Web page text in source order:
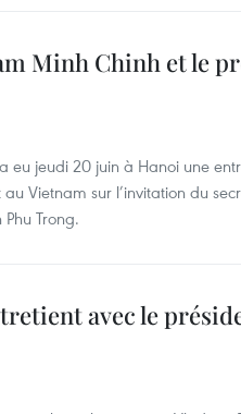
Minh Chinh et le
eu jeudi 20 juin à Hanoi une
au Vietnam sur l’invitation du
Trong.
avec le